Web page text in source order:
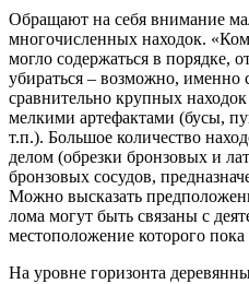
Обращают на себя внимание
многочисленных находок.
могло содержаться в порядке,
убираться – возможно, именно
сравнительно крупных
мелкими артефактами (бусы,
т.п.). Большое количество
делом (обрезки бронзовых и
бронзовых сосудов,
Можно высказать
лома могут быть связаны с
местоположение которого
На уровне горизонта